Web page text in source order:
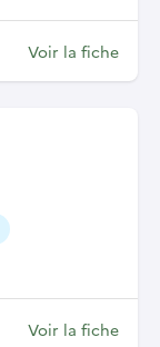
Voir la fiche
Voir la fiche